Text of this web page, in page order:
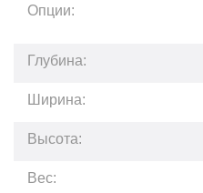
Опции:
Глубина:
Ширина:
Высота:
Вес: